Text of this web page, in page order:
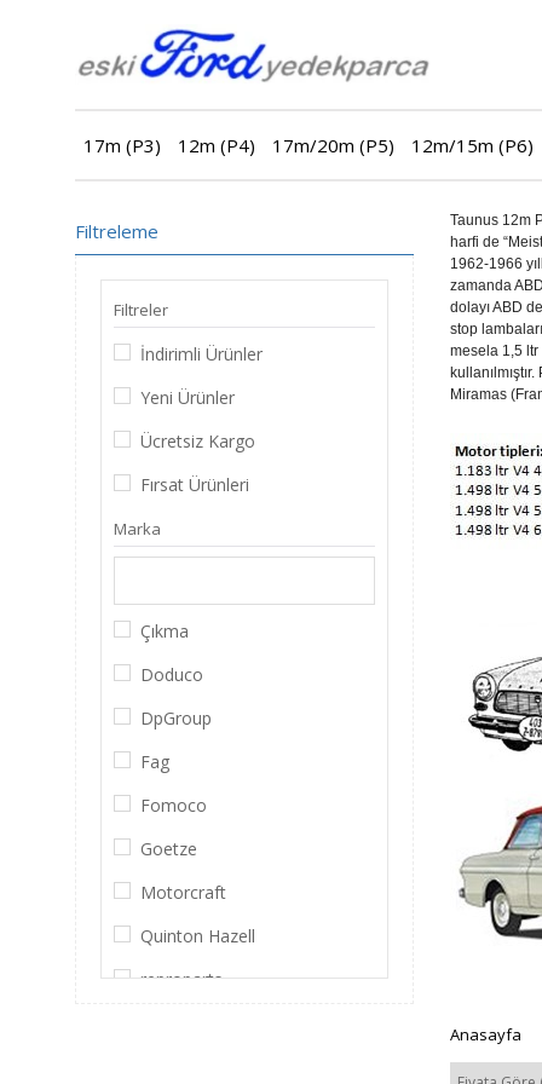
17m (P3) 12m (P4) 17m/20m (P5) 12m/15m (P6)
Filtreleme
Filtreler
İndirimli Ürünler
Yeni Ürünler
Ücretsiz Kargo
Fırsat Ürünleri
Marka
Çıkma
Doduco
DpGroup
Fag
Fomoco
Goetze
Motorcraft
Quinton Hazell
reproparts
Taunus 12m
harfi de
1962-1966
zamanda
dolayı ABD
stop
mesela 1,5
Miramas
Anasayfa